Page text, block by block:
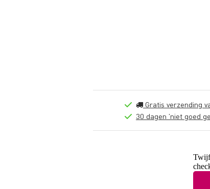
Gratis verzending
30 dagen 'niet goed